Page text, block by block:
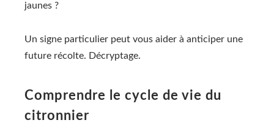
jaunes ?
Un signe particulier peut vous aider à anticiper une
future récolte. Décryptage.
Comprendre le cycle de vie du
citronnier